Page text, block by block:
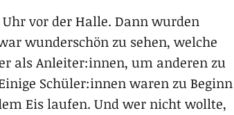
vor der Halle. Dann wurden
wunderschön zu sehen, welche
als Anleiter:innen, um anderen zu
Schüler:innen waren zu Beginn
Eis laufen. Und wer nicht wollte,